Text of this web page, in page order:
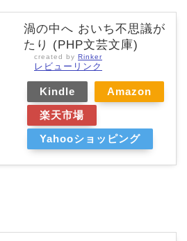
渦の中へ おいち不思議が
たり (PHP文芸文庫)
created by Rinker
レビューリンク
Kindle
Amazon
楽天市場
Yahooショッピング